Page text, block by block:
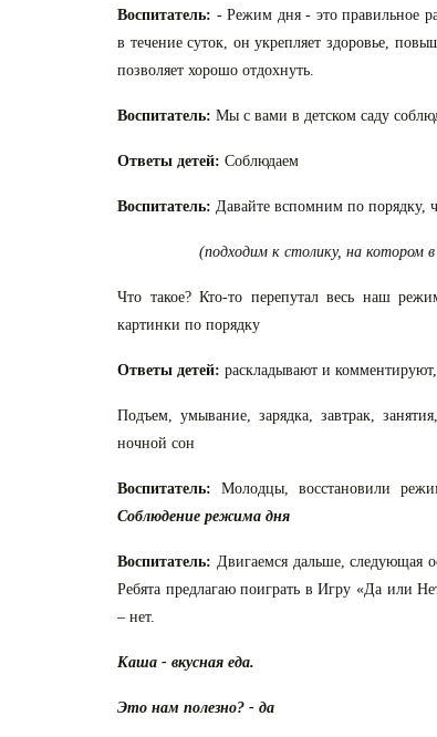
Воспитатель: - Режим дня - это правильное
в течение суток, он укрепляет здоровье,
позволяет хорошо отдохнуть.
Воспитатель: Мы с вами в детском саду
Ответы детей: Соблюдаем
Воспитатель: Давайте вспомним по порядку,
(подходим к столику, на котором
Что такое? Кто-то перепутал весь наш
картинки по порядку
Ответы детей: раскладывают и
Подъем, умывание, зарядка, завтрак,
ночной сон
Воспитатель: Молодцы, восстановили
Соблюдение режима дня
Воспитатель: Двигаемся дальше, следующая
Ребята предлагаю поиграть в Игру «Да или
– нет.
Каша - вкусная еда.
Это нам полезно? - да